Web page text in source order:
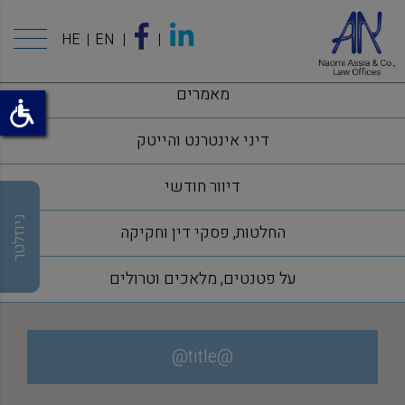
HE EN
מאמרים
דיני אינטרנט והייטק
דיוור חודשי
החלטות, פסקי דין וחקיקה
על פטנטים, מלאכים וטרולים
@title@
ניוזלטר